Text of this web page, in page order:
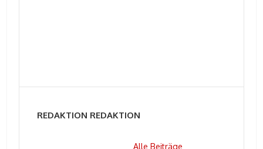
REDAKTION REDAKTION
Alle Beiträge